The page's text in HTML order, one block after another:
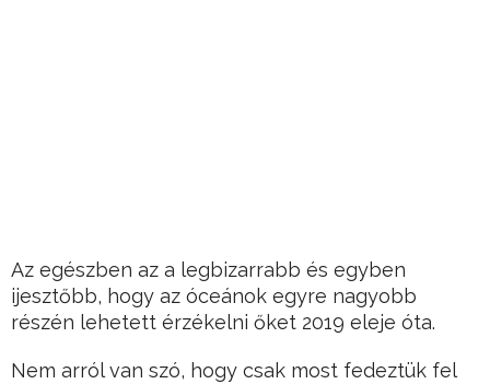
Az egészben az a legbizarrabb és egyben
ijesztőbb, hogy az óceánok egyre nagyobb
részén lehetett érzékelni őket 2019 eleje óta.
Nem arról van szó, hogy csak most fedeztük fel